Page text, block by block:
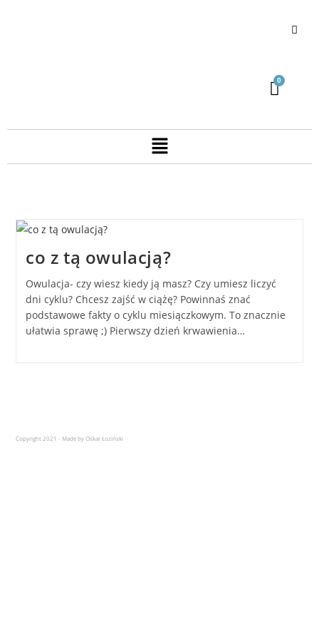
co z tą owulacją?
Owulacja- czy wiesz kiedy ją masz? Czy umiesz liczyć
dni cyklu? Chcesz zajść w ciążę? Powinnaś znać
podstawowe fakty o cyklu miesiączkowym. To znacznie
ułatwia sprawę ;) Pierwszy dzień krwawienia…
Copyright 2021 - Made by Oskar Łoziński